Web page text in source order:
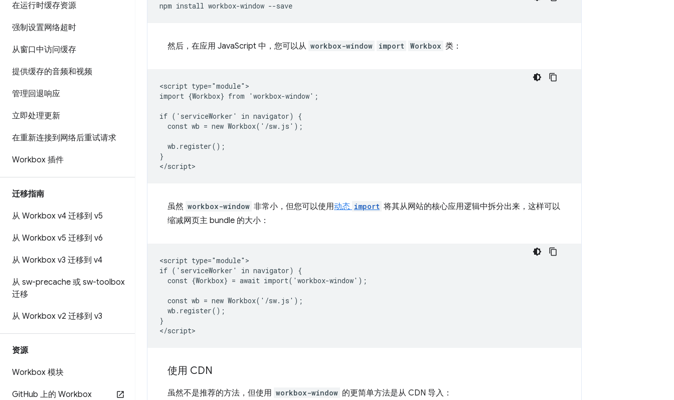
在运行时缓存资源
强制设置网络超时
从窗口中访问缓存
提供缓存的音频和视频
管理回退响应
立即处理更新
在重新连接到网络后重试请求
Workbox 插件
迁移指南
从 Workbox v4 迁移到 v5
从 Workbox v5 迁移到 v6
从 Workbox v3 迁移到 v4
从 sw-precache 或 sw-toolbox
迁移
从 Workbox v2 迁移到 v3
资源
Workbox 模块
GitHub 上的 Workbox
npm install workbox-window
然后，在应用 JavaScript 中，您可以从 workbox-window import Workbox 类：
<script type="module">
import {Workbox} from 'workbox-window';
if ('serviceWorker' in navigator) {
  const wb = new Workbox('/sw.js');
  wb.register();
}
虽然 workbox-window 非常小，但您可以使用动态 import 将其从网站的核心应用逻辑中拆分出来，这样可以
缩减网页主 bundle 的大小：
<script type="module">
if ('serviceWorker' in navigator) {
  const {Workbox} = await import('workbox-window');
  const wb = new Workbox('/sw.js');
  wb.register();
}
使用 CDN
虽然不是推荐的方法，但使用 workbox-window 的更简单方法是从 CDN 导入：